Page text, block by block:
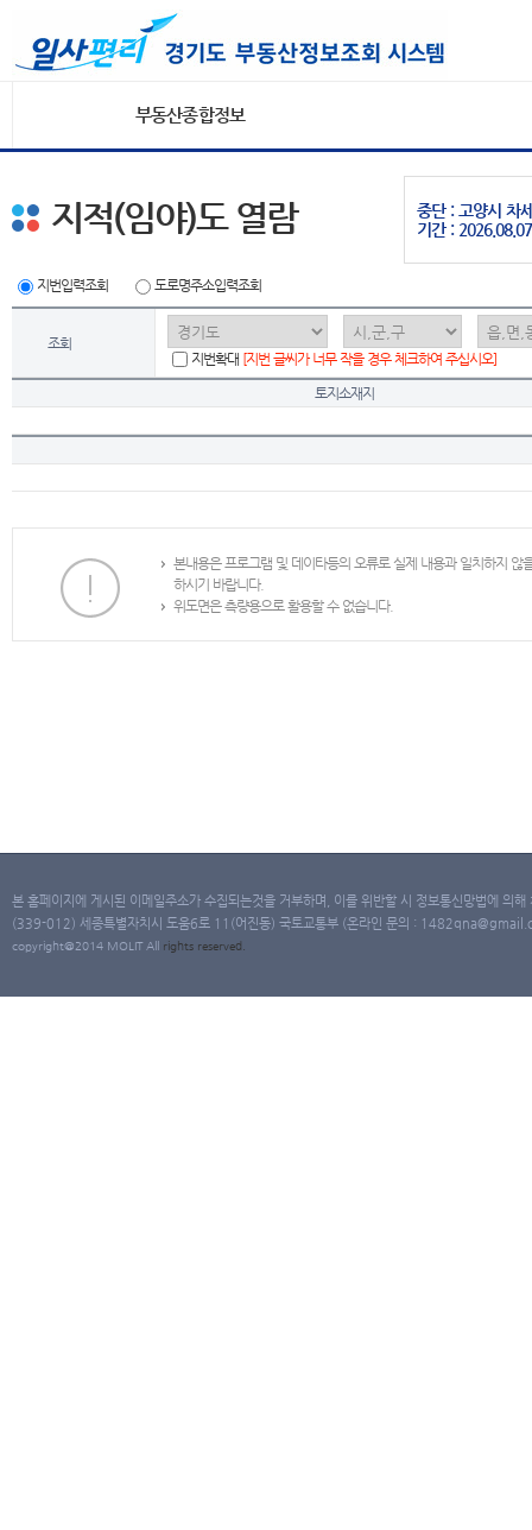
부동산종합정보
중단 : 고양시 차
기간 :
지적(임야)도 열람
지번입력조회 도로명주소입력조회
조회
지번확대 [지번 글씨가 너무 작을 경우 체크하여 주십시오]
토지소재지
본내용은 프로그램 및 데이타등의 오류로 실제 내용과 일치하지
하시기 바랍니다.
위도면은 측량용으로 활용할 수 없습니다.
본 홈페이지에 게시된 이메일주소가 수집되는것을 거부하며, 이를 위반할 시 정보통신망법에 의
(339-012) 세종특별자치시 도움6로 11(어진동) 국토교통부 (온라인 문의 :
copyright@2014 MOLIT All rights reserved.